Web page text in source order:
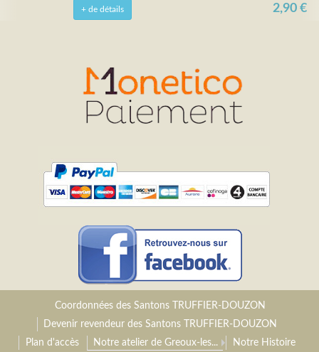
+ de détails 2,90 €
Coordonnées des Santons TRUFFIER-DOUZON
Devenir revendeur des Santons TRUFFIER-DOUZON
Plan d'accès
Notre atelier de Greoux-les... Notre Histoire